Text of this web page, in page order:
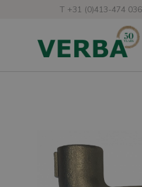
T +31 (0)413-474 036